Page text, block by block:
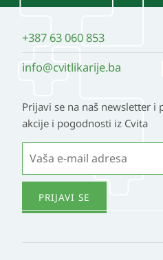
+387 63 060 853
info@cvitlikarije.ba
Prijavi se na naš newsletter i
akcije i pogodnosti iz Cvita